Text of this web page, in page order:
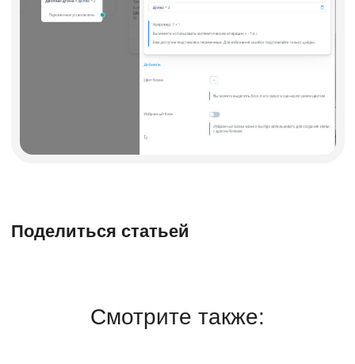
Поделиться статьей
Смотрите также: